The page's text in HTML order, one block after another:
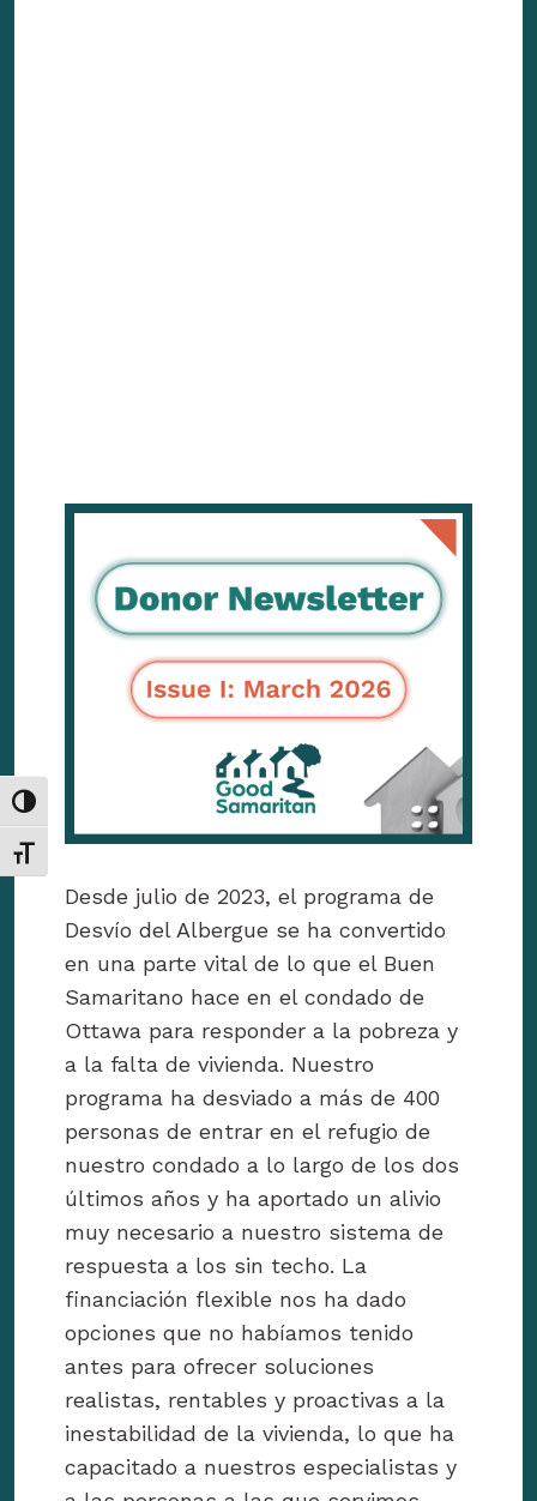
Toggle High Contrast
Toggle Font size
Desde julio de 2023, el programa de
Desvío del Albergue se ha convertido
en una parte vital de lo que el Buen
Samaritano hace en el condado de
Ottawa para responder a la pobreza y
a la falta de vivienda. Nuestro
programa ha desviado a más de 400
personas de entrar en el refugio de
nuestro condado a lo largo de los dos
últimos años y ha aportado un alivio
muy necesario a nuestro sistema de
respuesta a los sin techo. La
financiación flexible nos ha dado
opciones que no habíamos tenido
antes para ofrecer soluciones
realistas, rentables y proactivas a la
inestabilidad de la vivienda, lo que ha
capacitado a nuestros especialistas y